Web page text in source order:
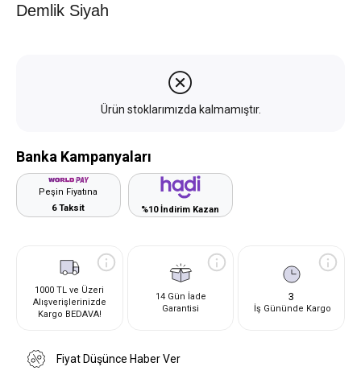
Demlik Siyah
Ürün stoklarımızda kalmamıştır.
Banka Kampanyaları
Peşin Fiyatına
6 Taksit
%10 İndirim Kazan
1000 TL ve Üzeri
Alışverişlerinizde
Kargo BEDAVA!
14 Gün İade
Garantisi
3
İş Gününde Kargo
Fiyat Düşünce Haber Ver